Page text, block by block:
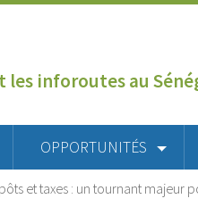
les inforoutes au
OPPORTUNITÉS
et taxes : un tournant majeur